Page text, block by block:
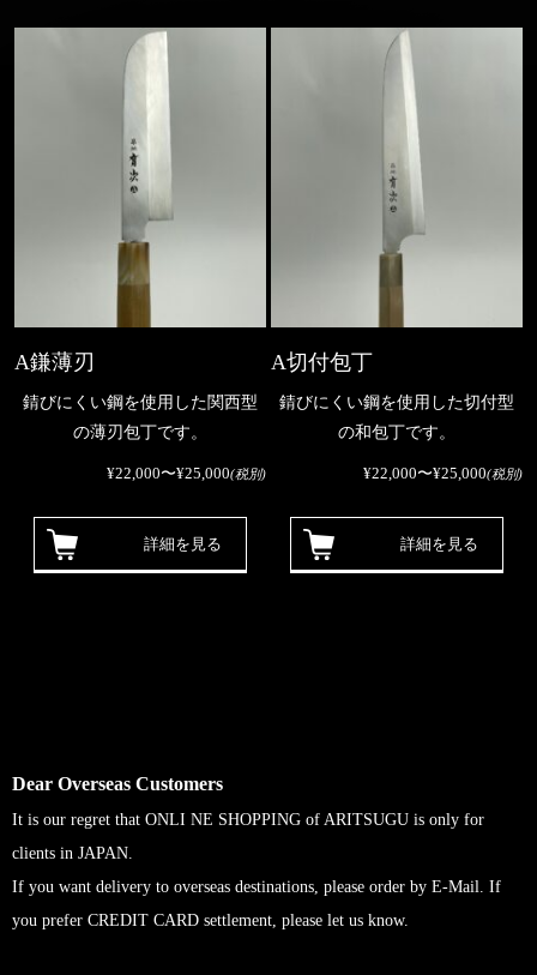
A鎌薄刃
錆びにくい鋼を使用した関西型
の薄刃包丁です。
¥22,000〜¥25,000(税別)
詳細を見る
A切付包丁
錆びにくい鋼を使用した切付型
の和包丁です。
¥22,000〜¥25,000(税別)
詳細を見る
Dear Overseas Customers
It is our regret that ONLI NE SHOPPING of ARITSUGU is only for
clients in JAPAN.
If you want delivery to overseas destinations, please order by E-Mail. If
you prefer CREDIT CARD settlement, please let us know.